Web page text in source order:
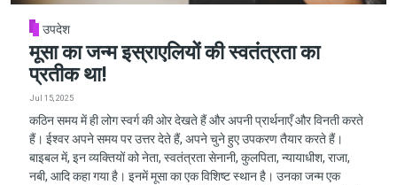
उपदेश
मूसा का जन्म इस्राएलियों की स्वतंत्रता का
प्रतीक था!
Jul 15, 2025
कठिन समय में ही लोग स्वर्ग की ओर देखते हैं और अपनी प्रार्थनाएँ और विनती करते
हैं। ईश्वर अपने समय पर उत्तर देते हैं, अपने चुने हुए उपकरण तैयार करते हैं।
बाइबल में, इन व्यक्तियों को नेता, स्वतंत्रता सेनानी, कुलपिता, न्यायाधीश, राजा,
नबी, आदि कहा गया है। इनमें मूसा का एक विशिष्ट स्थान है। उनका जन्म एक